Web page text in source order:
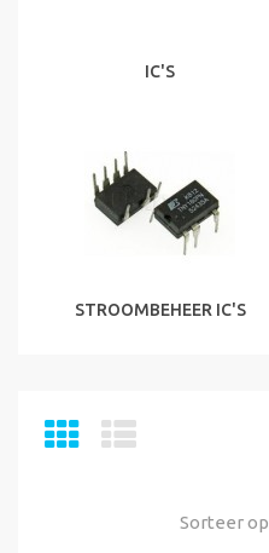
IC'S
STROOMBEHEER IC'S
Sorteer op